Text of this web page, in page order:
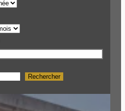
Rechercher